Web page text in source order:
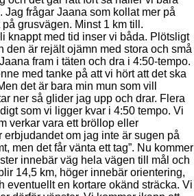
Jag frågar Jaana som kollat mer på
grusvägen. Minst 1 km till.
knappt med tid inser vi båda. Plötsligt
den är rejält ojämn med stora och små
fram i täten och dra i 4:50-tempo.
med tanke på att vi hört att det ska
det är bara min mun som vill
ner så glider jag upp och drar. Flera
som vi ligger kvar i 4:50 tempo. Vi
verkar vara ett bröllop eller
erbjudandet om jag inte är sugen på
men det får vänta ett tag”. Nu kommer
innebär väg hela vägen till mål och
14,5 km, höger innebär orientering,
eventuellt en kortare okänd sträcka. Vi